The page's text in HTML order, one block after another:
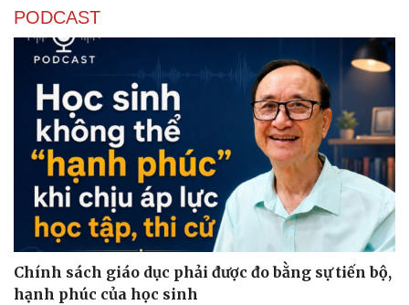
PODCAST
Chính sách giáo dục phải được đo bằng sự tiến bộ,
hạnh phúc của học sinh